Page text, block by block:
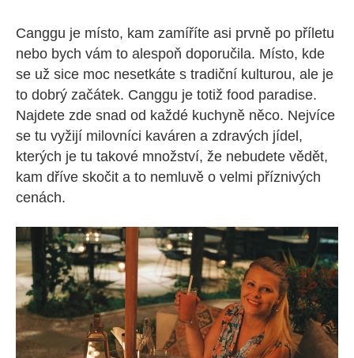
Canggu je místo, kam zamíříte asi prvně po příletu
nebo bych vám to alespoň doporučila. Místo, kde
se už sice moc nesetkáte s tradiční kulturou, ale je
to dobrý začátek. Canggu je totiž food paradise.
Najdete zde snad od každé kuchyně něco. Nejvíce
se tu vyžijí milovníci kaváren a zdravých jídel,
kterých je tu takové množství, že nebudete vědět,
kam dříve skočit a to nemluvě o velmi příznivých
cenách.